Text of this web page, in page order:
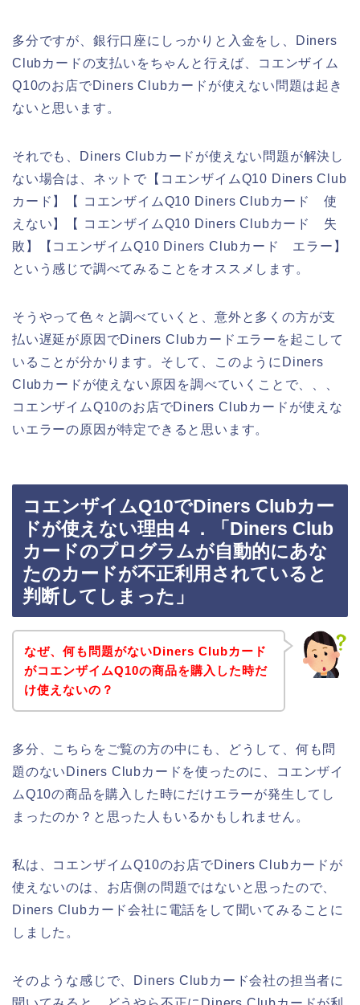
多分ですが、銀行口座にしっかりと入金をし、Diners
Clubカードの支払いをちゃんと行えば、コエンザイム
Q10のお店でDiners Clubカードが使えない問題は起き
ないと思います。
それでも、Diners Clubカードが使えない問題が解決し
ない場合は、ネットで【コエンザイムQ10 Diners Club
カード】【 コエンザイムQ10 Diners Clubカード 使
えない】【 コエンザイムQ10 Diners Clubカード 失
敗】【コエンザイムQ10 Diners Clubカード エラー】
という感じで調べてみることをオススメします。
そうやって色々と調べていくと、意外と多くの方が支
払い遅延が原因でDiners Clubカードエラーを起こして
いることが分かります。そして、このようにDiners
Clubカードが使えない原因を調べていくことで、、、
コエンザイムQ10のお店でDiners Clubカードが使えな
いエラーの原因が特定できると思います。
コエンザイムQ10でDiners Clubカー
ドが使えない理由４．「Diners Club
カードのプログラムが自動的にあな
たのカードが不正利用されていると
判断してしまった」
なぜ、何も問題がないDiners Clubカード
がコエンザイムQ10の商品を購入した時だ
け使えないの？
多分、こちらをご覧の方の中にも、どうして、何も問
題のないDiners Clubカードを使ったのに、コエンザイ
ムQ10の商品を購入した時にだけエラーが発生してし
まったのか？と思った人もいるかもしれません。
私は、コエンザイムQ10のお店でDiners Clubカードが
使えないのは、お店側の問題ではないと思ったので、
Diners Clubカード会社に電話をして聞いてみることに
しました。
そのような感じで、Diners Clubカード会社の担当者に